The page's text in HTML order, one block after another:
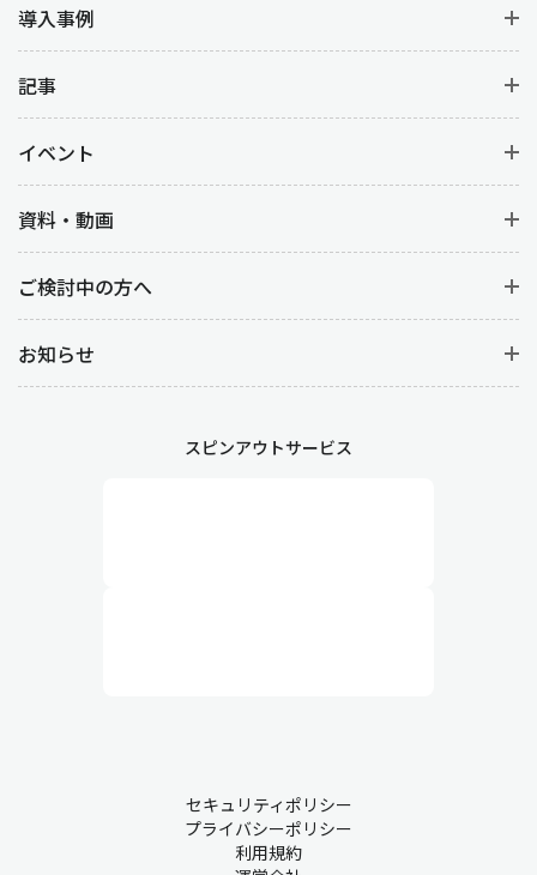
導入事例
記事
イベント
資料・動画
ご検討中の方へ
お知らせ
スピンアウトサービス
セキュリティポリシー
プライバシーポリシー
利用規約